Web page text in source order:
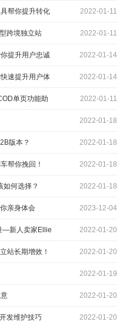
帮你提升转化
2022-01-11
跨境独立站 2022-01-11
提升用户忠诚
2022-01-14
速提升用户体
2022-01-14
单页功能助
2022-01-11
2022-01-18
版本？ 2022-01-18
帮你挽回！ 2022-01-18
何选择？ 2022-01-18
亲身体会 2023-12-04
—新人卖家Ellie
2022-01-20
站长期增效！ 2022-01-20
2022-01-19
2022-01-20
发维护技巧 2022-01-20